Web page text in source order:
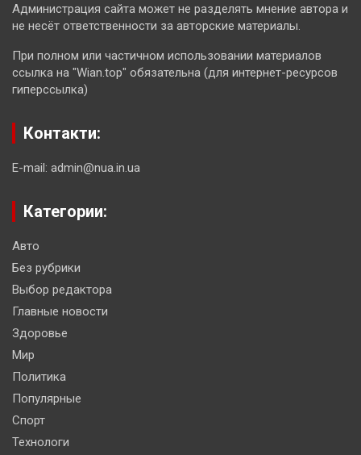
Администрация сайта может не разделять мнение автора и
не несёт ответственности за авторские материалы.
При полном или частичном использовании материалов
ссылка на "Wian.top" обязательна (для интернет-ресурсов
гиперссылка)
Контакти:
E-mail: admin@nua.in.ua
Категории:
Авто
Без рубрики
Выбор редактора
Главные новости
Здоровье
Мир
Политика
Популярные
Спорт
Технологи